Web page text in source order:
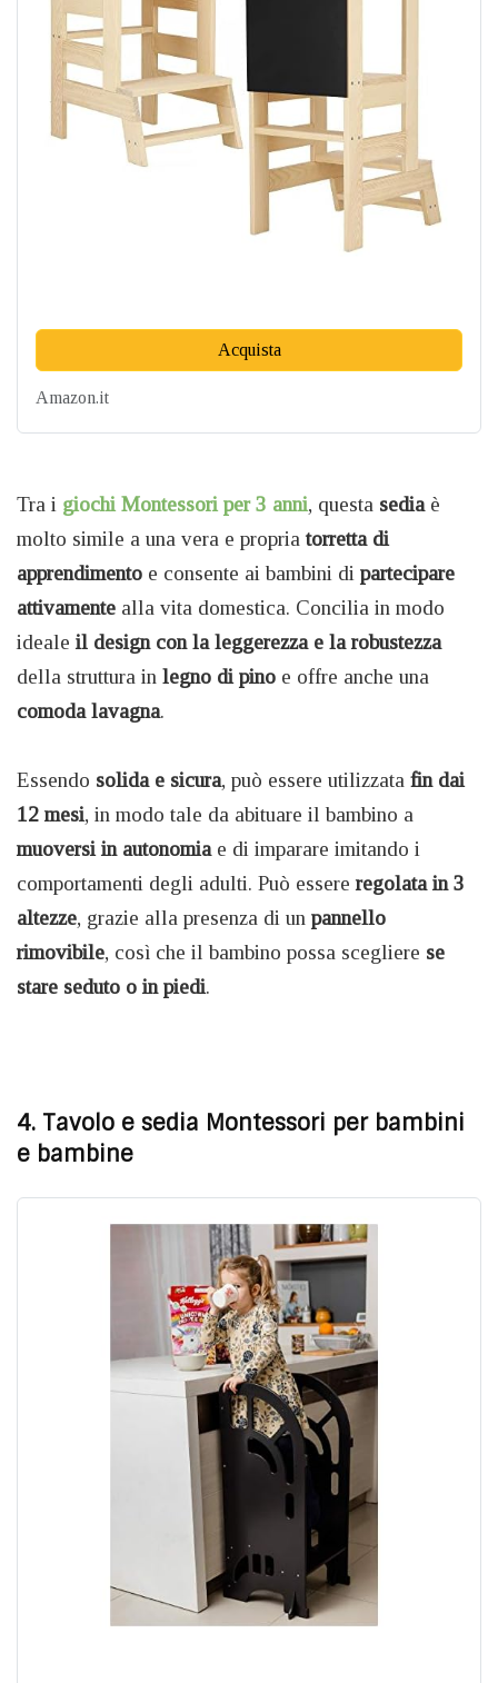
Acquista
Amazon.it
Tra i giochi Montessori per 3 anni, questa sedia è
molto simile a una vera e propria torretta di
apprendimento e consente ai bambini di partecipare
attivamente alla vita domestica. Concilia in modo
ideale il design con la leggerezza e la robustezza
della struttura in legno di pino e offre anche una
comoda lavagna.
Essendo solida e sicura, può essere utilizzata fin dai
12 mesi, in modo tale da abituare il bambino a
muoversi in autonomiae di imparare imitando i
comportamenti degli adulti. Può essere regolata in 3
altezze, grazie alla presenza di un pannello
rimovibile, così che il bambino possa scegliere se
stare seduto o in piedi.
4. Tavolo e sedia Montessori per bambini
e bambine